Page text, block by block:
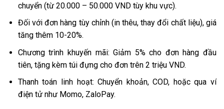
chuyển (từ 20.000 – 50.000 VND tùy khu vực).
Đối với đơn hàng tùy chỉnh (in thêu, thay đổi chất liệu), giá
tăng thêm 10-20%.
Chương trình khuyến mãi: Giảm 5% cho đơn hàng đầu
tiên, tặng kèm túi đựng cho đơn trên 2 triệu VND.
Thanh toán linh hoạt: Chuyển khoản, COD, hoặc qua ví
điện tử như Momo, ZaloPay.